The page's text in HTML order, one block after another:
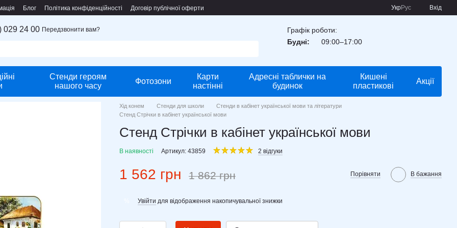
Блог Політика конфіденційності Договір публічної оферти УкрРус Вхід
029 24 00 Передзвонити вам?
Графік роботи:
Будні:
09:00–17:00
Стенди героям
нашого часу
Фотозони
Карти
настінні
Адресні таблички на
будинок
Кишені
пластикові
Акції
Хід конем Стенди для школи
Стенди в кабінет української мови та літератури
Стенд Стрічки в кабінет української мови
Стенд Стрічки в кабінет української мови
В наявності Артикул: 43859 2 відгуки
1 562 грн 1 862 грн Порівняти В бажання
Увійти для відображення накопичувальної знижки